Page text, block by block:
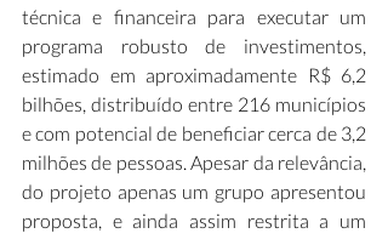
técnica e financeira para executar um
programa robusto de investimentos,
estimado em aproximadamente R$ 6,2
bilhões, distribuído entre 216 municípios
e com potencial de beneficiar cerca de 3,2
milhões de pessoas. Apesar da relevância,
do projeto apenas um grupo apresentou
proposta, e ainda assim restrita a um